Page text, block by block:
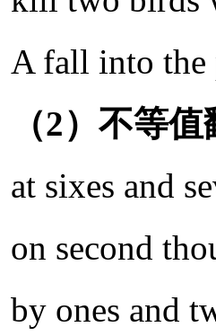
A fall into
（2）不等值
at sixes and
on second
by ones and